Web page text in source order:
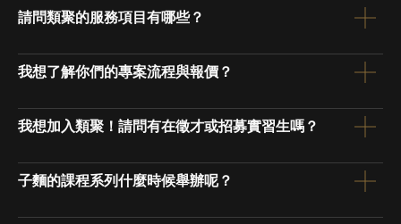
請問類聚的服務項目有哪些？
我想了解你們的專案流程與報價？
我想加入類聚！請問有在徵才或招募實習生嗎？
子麵的課程系列什麼時候舉辦呢？